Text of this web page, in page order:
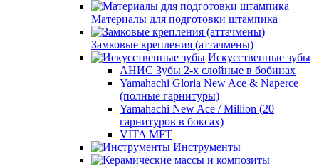
Материалы для подготовки штампика
Замковые крепления (аттачмены)
Искусственные зубы
АНИС Зубы 2-х слойные в бобинах
Yamahachi Gloria New Ace & Naperce
(полные гарнитуры)
Yamahachi New Ace / Million (20
гарнитуров в боксах)
VITA MFT
Инструменты